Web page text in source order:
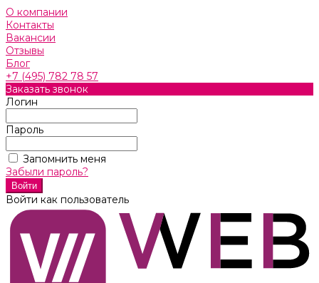
О компании
Контакты
Вакансии
Отзывы
Блог
+7 (495) 782 78 57
Заказать звонок
Логин
Пароль
Запомнить меня
Забыли пароль?
Войти как пользователь